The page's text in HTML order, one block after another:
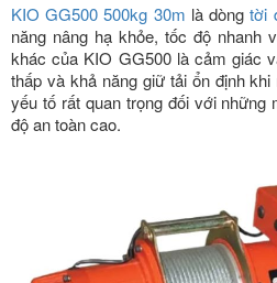
KIO GG500 500kg 30m là dòngtời
năng nâng hạ khỏe, tốc độ nhanh
khác của KIO GG500 là cảm giác
thấp và khả năng giữ tải ổn định
yếu tố rất quan trọng đối với
độ an toàn cao.